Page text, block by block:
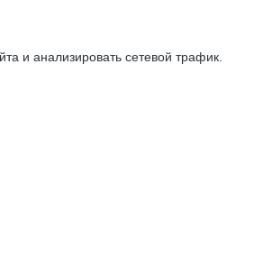
и анализировать сетевой трафик.